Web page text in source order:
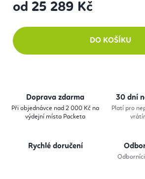
od 25 289 Kč
DO KOŠÍKU
Doprava zdarma
Při objednávce nad 2 000 Kč na
výdejní místa Packeta
30 dní
Platí pro
Rychlé doručení